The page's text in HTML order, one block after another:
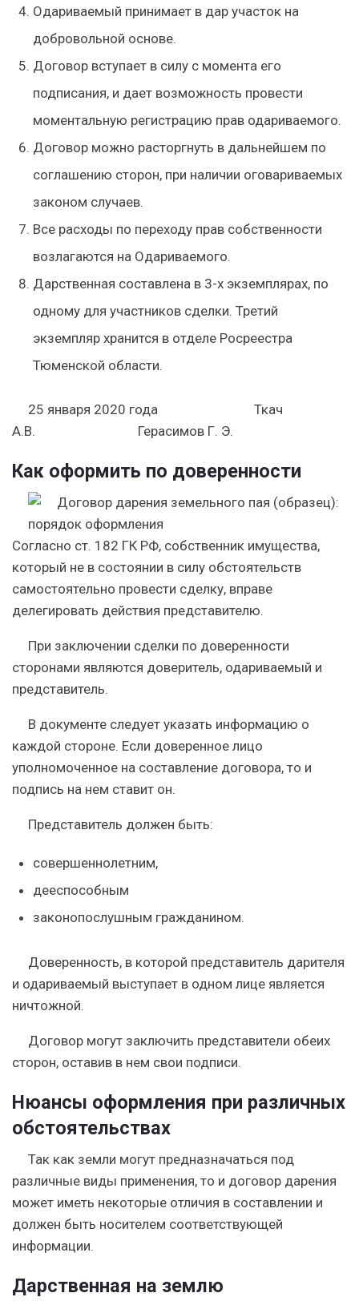
Одариваемый принимает в дар участок на
добровольной основе.
Договор вступает в силу с момента его
подписания, и дает возможность провести
моментальную регистрацию прав одариваемого.
Договор можно расторгнуть в дальнейшем по
соглашению сторон, при наличии оговариваемых
законом случаев.
Все расходы по переходу прав собственности
возлагаются на Одариваемого.
Дарственная составлена в 3-х экземплярах, по
одному для участников сделки. Третий
экземпляр хранится в отделе Росреестра
Тюменской области.
25 января 2020 года Ткач
А.В. Герасимов Г. Э.
Как оформить по доверенности
Согласно ст. 182 ГК РФ, собственник имущества,
который не в состоянии в силу обстоятельств
самостоятельно провести сделку, вправе
делегировать действия представителю.
При заключении сделки по доверенности
сторонами являются доверитель, одариваемый и
представитель.
В документе следует указать информацию о
каждой стороне. Если доверенное лицо
уполномоченное на составление договора, то и
подпись на нем ставит он.
Представитель должен быть:
совершеннолетним,
дееспособным
законопослушным гражданином.
Доверенность, в которой представитель дарителя
и одариваемый выступает в одном лице является
ничтожной.
Договор могут заключить представители обеих
сторон, оставив в нем свои подписи.
Нюансы оформления при различных
обстоятельствах
Так как земли могут предназначаться под
различные виды применения, то и договор дарения
может иметь некоторые отличия в составлении и
должен быть носителем соответствующей
информации.
Дарственная на землю